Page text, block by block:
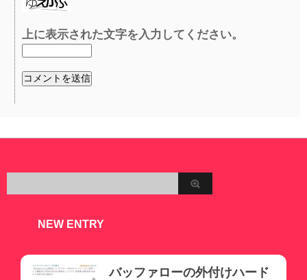
上に表示された文字を入力してください。
NEW ENTRY
バッファローの外付けハード